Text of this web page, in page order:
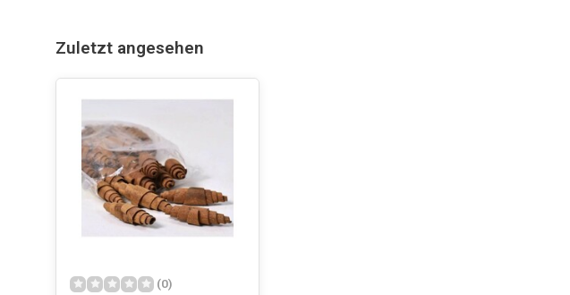
Zuletzt angesehen
(0)